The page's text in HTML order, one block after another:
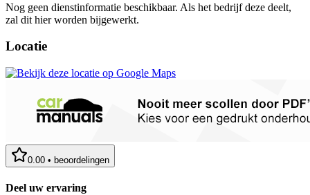
Nog geen dienstinformatie beschikbaar. Als het bedrijf deze deelt,
zal dit hier worden bijgewerkt.
Locatie
0.00 • beoordelingen
Deel uw ervaring